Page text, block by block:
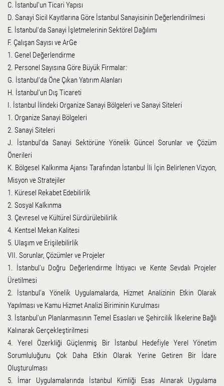
C. İstanbul'un Ticari Yapısı
D. Sanayi Sicil Kayıtlarına Göre İstanbul Sanayisinin Değerlendirilmesi
E. İstanbul'da Sanayi İşletmelerinin Sektörel Dağılımı
F. Çalışan Sayısı ve ArGe
1. Genel Değerlendirme
2. Personel Sayısına Göre Büyük Firmalar:
G. İstanbul'da Öne Çıkan Yatırım Alanları
H. İstanbul'un Dış Ticareti
I. İstanbul İlindeki Organize Sanayi Bölgeleri ve Sanayi Siteleri
1. Organize Sanayi Bölgeleri
2. Sanayi Siteleri
J. İstanbul'da Sanayi Sektörüne Yönelik Güncel Sorunlar ve Çözüm
Önerileri
K. Bölgesel Kalkınma Ajansı Tarafından İstanbul İli İçin Belirlenen Vizyon,
Misyon ve Stratejiler
1. Küresel Rekabet Edebilirlik
2. Sosyal Kalkınma
3. Çevresel ve Kültürel Sürdürülebilirlik
4. Kentsel Mekan Kalitesi
5. Ulaşım ve Erişilebilirlik
VII. Sorunlar, Çözümler ve Projeler
1. İstanbul'u Doğru Değerlendirme İhtiyacı ve Kente Sevdalı Projeler
Üretilmesi
2. İstanbul'a Yönelik Uygulamalarda, Hizmet Analizinin Etkin Olarak
Yapılması ve Kamu Hizmet Analizi Biriminin Kurulması
3. İstanbul'un Planlanmasının Temel Esasları ve Şehircilik İlkelerine Bağlı
Kalınarak Gerçekleştirilmesi
4. Yerel Özerkliği Güçlenmiş Bir İstanbul Hedefiyle Yerel Yönetim
Sorumluluğunu Çok Daha Etkin Olarak Yerine Getiren Bir İdare
Oluşturulması
5. İmar Uygulamalarında İstanbul Kimliği Esas Alınarak Uygulama